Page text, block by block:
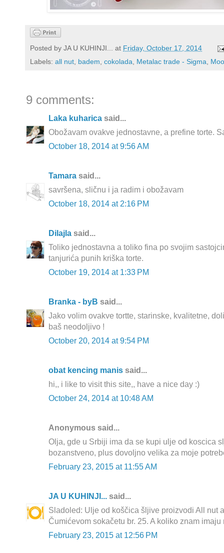
Posted by JA U KUHINJI... at Friday, October 17, 2014
Labels: all nut, badem, cokolada, Metalac trade - Sigma,
9 comments:
Laka kuharica said...
Obožavam ovakve jednostavne, a prefine torte.
October 18, 2014 at 9:56 AM
Tamara said...
savršena, sličnu i ja radim i obožavam
October 18, 2014 at 2:16 PM
Dilajla said...
Toliko jednostavna a toliko fina po svojim
tanjurića punih kriška torte.
October 19, 2014 at 1:33 PM
Branka - byB said...
Jako volim ovakve tortte, starinske, kvalitetne,
baš neodoljivo !
October 20, 2014 at 9:54 PM
obat kencing manis said...
hi,, i like to visit this site,, have a nice day :)
October 24, 2014 at 10:48 AM
Anonymous said...
Olja, gde u Srbiji ima da se kupi ulje od koscica
bozanstveno, plus dovoljno velika za moje
February 23, 2015 at 11:55 AM
JA U KUHINJI... said...
Sladoled: Ulje od koščica šljive proizvodi All nut
Čumićevom sokačetu br. 25. A koliko znam imaju
February 23, 2015 at 12:56 PM